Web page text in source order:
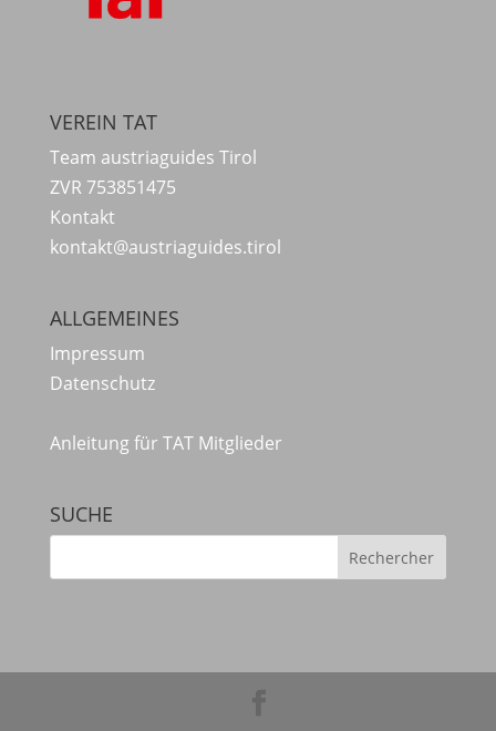
VEREIN TAT
Team austriaguides Tirol
ZVR 753851475
Kontakt
kontakt@austriaguides.tirol
ALLGEMEINES
Impressum
Datenschutz
Anleitung für TAT Mitglieder
SUCHE